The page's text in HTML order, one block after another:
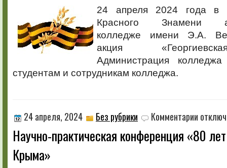
24 апреля 2024 года в
Красного Знамени
колледже имени Э.А.
акция
Администрация
студентам и сотрудникам колледжа.
24 апреля, 2024 Без рубрики Комментарии записи
Научно-
Научно-практическая конференция «80
Крыма»